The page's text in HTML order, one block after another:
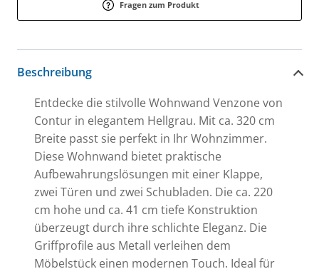
Fragen zum Produkt
Beschreibung
Entdecke die stilvolle Wohnwand Venzone von
Contur in elegantem Hellgrau. Mit ca. 320 cm
Breite passt sie perfekt in Ihr Wohnzimmer.
Diese Wohnwand bietet praktische
Aufbewahrungslösungen mit einer Klappe,
zwei Türen und zwei Schubladen. Die ca. 220
cm hohe und ca. 41 cm tiefe Konstruktion
überzeugt durch ihre schlichte Eleganz. Die
Griffprofile aus Metall verleihen dem
Möbelstück einen modernen Touch. Ideal für